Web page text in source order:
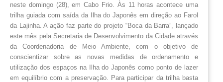
neste domingo (28), em Cabo Frio. Às 11 horas acontece uma
trilha guiada com saída da Ilha do Japonês em direção ao Farol
da Lajinha. A ação faz parte do projeto “Boca da Barra”, lançado
este mês pela Secretaria de Desenvolvimento da Cidade através
da Coordenadoria de Meio Ambiente, com o objetivo de
conscientizar sobre as novas medidas de ordenamento e
utilização dos espaços na Ilha do Japonês como ponto de lazer
em equilíbrio com a preservação. Para participar da trilha basta